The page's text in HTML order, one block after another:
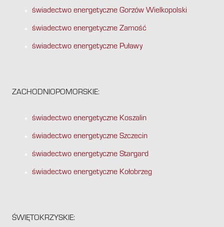
świadectwo energetyczne Gorzów Wielkopolski
świadectwo energetyczne Zamość
świadectwo energetyczne Puławy
ZACHODNIOPOMORSKIE:
świadectwo energetyczne Koszalin
świadectwo energetyczne Szczecin
świadectwo energetyczne Stargard
świadectwo energetyczne Kołobrzeg
ŚWIĘTOKRZYSKIE: